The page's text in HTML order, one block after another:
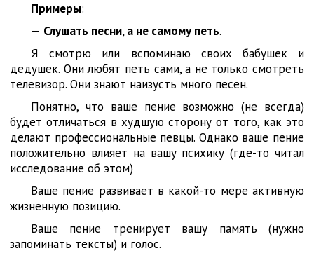
Примеры:
— Слушать песни, а не самому петь.
Я смотрю или вспоминаю своих бабушек и
дедушек. Они любят петь сами, а не только смотреть
телевизор. Они знают наизусть много песен.
Понятно, что ваше пение возможно (не всегда)
будет отличаться в худшую сторону от того, как это
делают профессиональные певцы. Однако ваше пение
положительно влияет на вашу психику (где-то читал
исследование об этом)
Ваше пение развивает в какой-то мере активную
жизненную позицию.
Ваше пение тренирует вашу память (нужно
запоминать тексты) и голос.